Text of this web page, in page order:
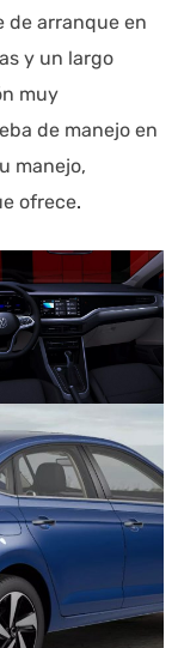
de arranque en
y un largo
muy
de manejo en
manejo,
ofrece.